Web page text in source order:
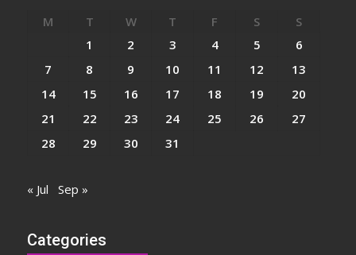
M T W T F S
S
1
2 3 4 5
6
7
8 9 10 11 12
13
14
15 16 17 18 19
20
21
22 23 24 25 26
27
28
29 30 31
« Jul Sep »
Categories